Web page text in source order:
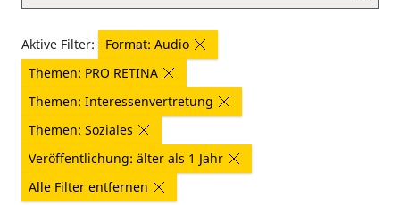
Aktive Filter:
Format: Audio
Themen: PRO RETINA
Themen: Interessenvertretung
Themen: Soziales
Veröffentlichung: älter als 1 Jahr
Alle Filter entfernen